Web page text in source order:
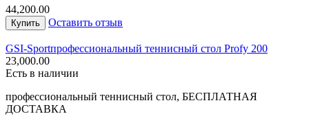
44,200.00
Купить Оставить отзыв
GSI-Sportпрофессиональный теннисный стол Profy 200
23,000.00
Есть в наличии
профессиональный теннисный стол, БЕСПЛАТНАЯ
ДОСТАВКА